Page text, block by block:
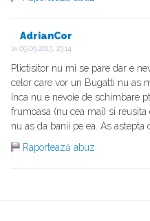
AdrianCor
la 09.09.2013, 23:14
Plictisitor nu mi se pare dar e
celor care vor un Bugatti nu as
Inca nu e nevoie de schimbare
frumoasa (nu cea mai) si
nu as da banii pe ea. As astepta
Raportează abuz